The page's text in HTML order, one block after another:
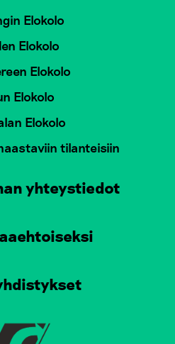
Elokolo
Elokolo
Elokolo
Elokolo
Elokolo
tilanteisiin
yhteystiedot